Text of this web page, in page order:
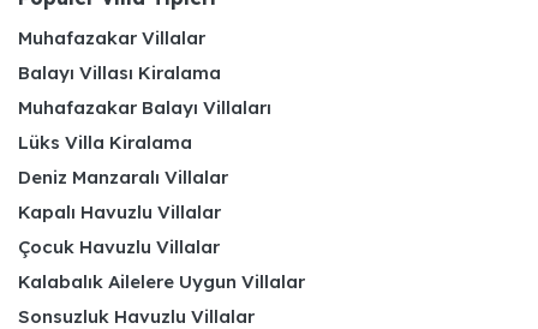
Muhafazakar Villalar
Balayı Villası Kiralama
Muhafazakar Balayı Villaları
Lüks Villa Kiralama
Deniz Manzaralı Villalar
Kapalı Havuzlu Villalar
Çocuk Havuzlu Villalar
Kalabalık Ailelere Uygun Villalar
Sonsuzluk Havuzlu Villalar